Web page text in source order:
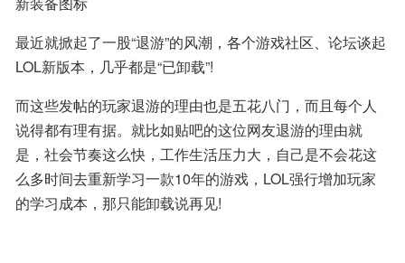
最近就掀起了一股“退游”的风潮，各个游戏社区、论坛谈起
LOL新版本，几乎都是“已卸载”!
而这些发帖的玩家退游的理由也是五花八门，而且每个人
说得都有理有据。就比如贴吧的这位网友退游的理由就
是，社会节奏这么快，工作生活压力大，自己是不会花这
么多时间去重新学习一款10年的游戏，LOL强行增加玩家
的学习成本，那只能卸载说再见!